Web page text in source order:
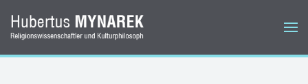
Zum Hauptinhalt springen